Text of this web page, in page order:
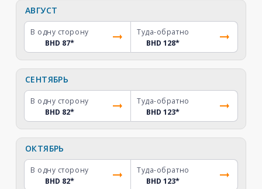
АВГУСТ
В одну сторону
BHD 87*
Туда-обратно
BHD 128*
СЕНТЯБРЬ
В одну сторону
BHD 82*
Туда-обратно
BHD 123*
ОКТЯБРЬ
В одну сторону
BHD 82*
Туда-обратно
BHD 123*